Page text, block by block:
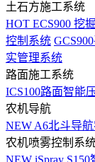
土石方施工系统
HOT ECS900 挖
控制系统
实管理系统
路面施工系统
ICS100路面智能
农机导航
NEW A6北斗导
农机喷雾控制系
NEW iSpray